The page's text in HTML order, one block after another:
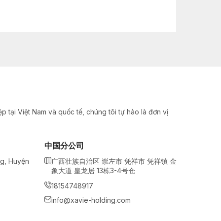
tại Việt Nam và quốc tế, chúng tôi tự hào là đơn vị
Huyện
中国分公司
广西壮族自治区 崇左市 凭祥市 凭祥镇 金
象大道 皇龙居 13栋3-4号仓
18154748917
info@xavie-holding.com